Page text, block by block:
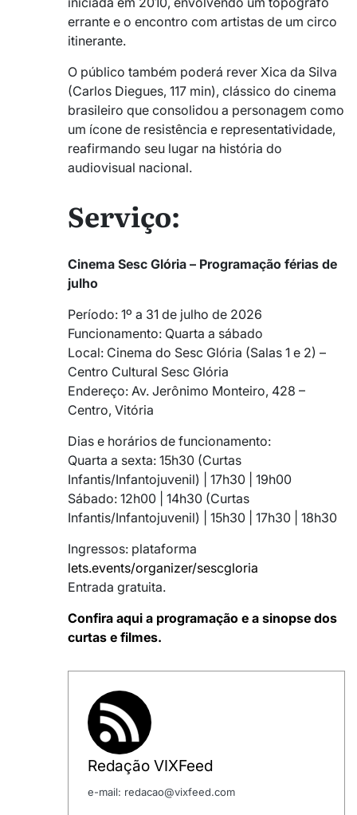
errante e o encontro com artistas de um circo
itinerante.
O público também poderá rever Xica da Silva
(Carlos Diegues, 117 min), clássico do cinema
brasileiro que consolidou a personagem como
um ícone de resistência e representatividade,
reafirmando seu lugar na história do
audiovisual nacional.
Serviço:
Cinema Sesc Glória – Programação férias de
julho
Período: 1º a 31 de julho de 2026
Funcionamento: Quarta a sábado
Local: Cinema do Sesc Glória (Salas 1 e 2) –
Centro Cultural Sesc Glória
Endereço: Av. Jerônimo Monteiro, 428 –
Centro, Vitória
Dias e horários de funcionamento:
Quarta a sexta: 15h30 (Curtas
Infantis/Infantojuvenil) | 17h30 | 19h00
Sábado: 12h00 | 14h30 (Curtas
Infantis/Infantojuvenil) | 15h30 | 17h30 | 18h30
Ingressos: plataforma
lets.events/organizer/sescgloria
Entrada gratuita.
Confira aqui a programação e a sinopse dos
curtas e filmes.
Redação VIXFeed
e-mail: redacao@vixfeed.com